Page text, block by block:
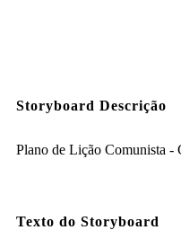
Storyboard Descrição
Plano de Lição Comunista -
Texto do Storyboard